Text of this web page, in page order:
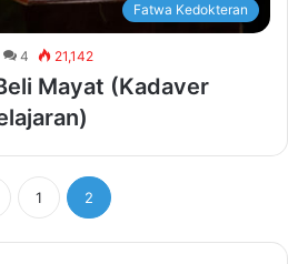
Fatwa Kedokteran
4 21,142
Mayat (Kadaver
1 2